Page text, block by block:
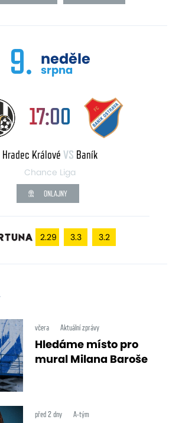
9. neděle
srpna
17:00
Hradec Králové VS Baník
Chance Liga
ONLAJNY
2.29 3.3 3.2
včera Aktuální zprávy
Hledáme místo pro
mural Milana Baroše
před 2 dny A-tým